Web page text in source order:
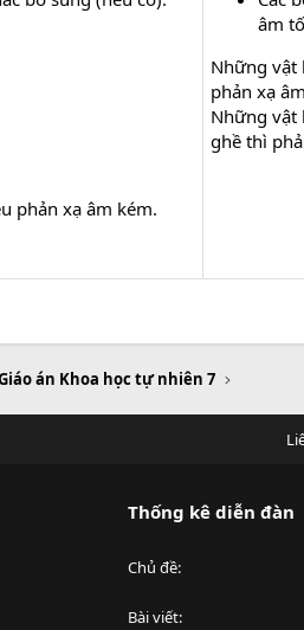
phản xạ âm kém.
âm
Những vật
phản xạ
Những vật
ghề thì
án Khoa học tự nhiên 7
Thống kê diễn đàn
Chủ đề
Bài viết